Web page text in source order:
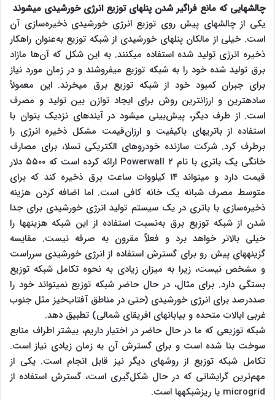
چالش‎هایی که مانع فراگیر شدن پنل‎های توزیع انرژی خورشیدی می‎شوند
یکی از چالش‎های پیش روی توزیع انرژی خورشیدی ذخیره‌سازی آن
است. خیلی از مالکان پنل‎های خورشیدی از شبکه توزیع به‌عنوان راهکار
ذخیره انرژی تولید شده استفاده می‎کنند. به این شکل که آن‌ها مازاد
برق تولید شده خود را به شبکه توزیع می‎فروشند و در زمان مورد نیاز
برای جبران کمبود خود از شبکه توزیع برق می‎خرند. این معمولاً
ساده‎ترین و ارزان‎ترین روش برای ایجاد توازن بین تولید و مصرف
است. از طرف دیگر، پیش‌بینی می‎شود در آینده‎ای نزدیک بتوان با
استفاده از باتری‎های باکیفیت و ارزان‌قیمت مشکل ذخیره انرژی را
برطرف کرد. شرکت سازنده خودروهای الکتریکی تسلا، برای مصارف
خانگی یک باتری با نام Powerwall ۲ ارائه کرده است که ۵۵۰۰ دلار
قیمت دارد و می‎تواند ۱۴ کیلووات ساعت برق ذخیره کند که برای
متوسط مصرف شبانه یک خانه کافی است. اما اضافه کردن هزینه
ذخیره‌سازی با باتری در یک سیستم تولید انرژی خورشیدی برای جدا
شدن از شبکه توزیع برق به‌نسبت استفاده از این شبکه هزینه‎ها را
خیلی بالاتر خواهد برد و فعلاً مقرون به صرفه نیست. مقایسه
گزینه‎های پیش رو برای گسترش استفاده از انرژی خورشیدی سرراست
و مشخص نیست، زیرا به میزان زیادی به نحوه تکامل شبکه توزیع
بستگی دارد. برای مثال، در حال حاضر شبکه توزیع نمی‎تواند خود را
صددرصد برای انرژی خورشیدی (حتی در مناطق آفتاب‌خیز مثل جنوب
غربی ایالات متحده و بیابان‎های افریقای شمالی) تطبیق دهد.
شبکه توزیعی که ما در حال حاضر در اختیار داریم، بیشتر اطراف منابع
سوخت بنا شده است و برای گسترش آن به زمان زیادی نیاز است.
تکامل شبکه توزیع از روش‎های دیگر نیز قابل انجام است. یکی از
مهم‌ترین گرایشاتی که در حال شکل‌گیری است، گسترش استفاده از
microgrid یا ریزشبکه‎ها است.